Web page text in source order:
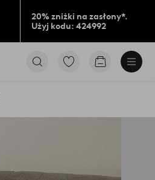
20% zniżki na zasłony*.
Użyj kodu: 424992
PrzejdźPrzejdź